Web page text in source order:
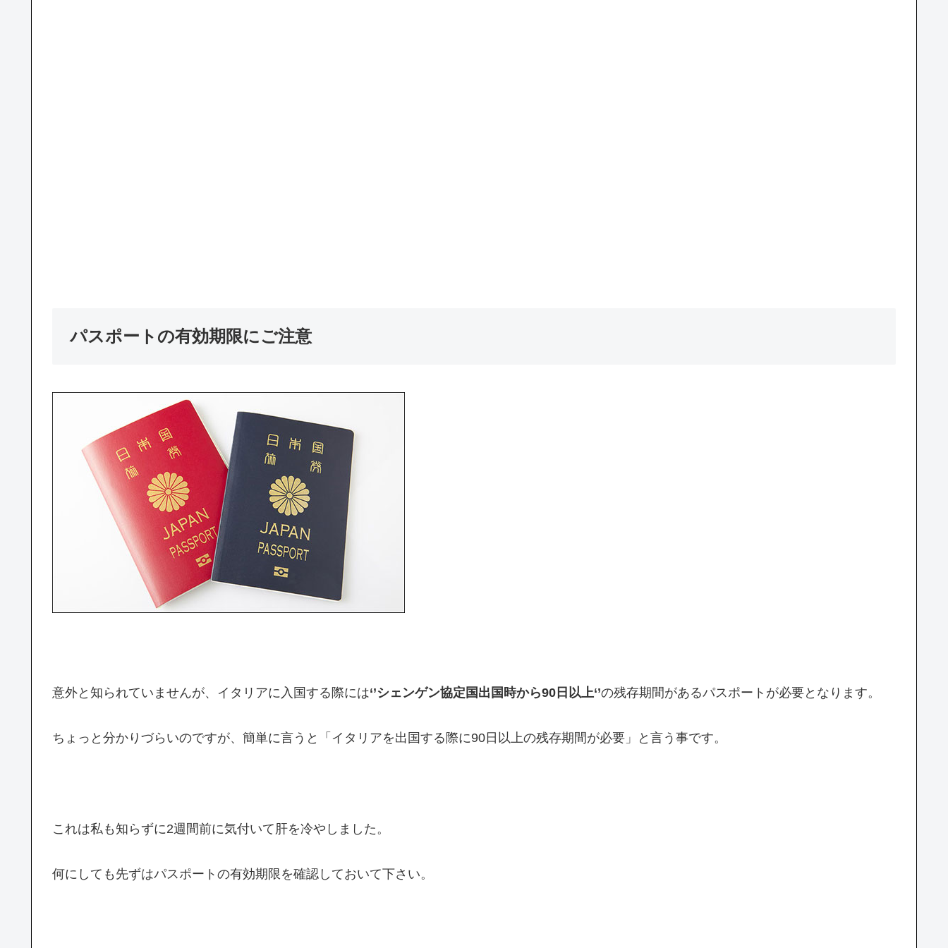
パスポートの有効期限にご注意
意外と知られていませんが、イタリアに入国する際には‘’シェンゲン協定国出国時から90日以上‘’の残存期間があるパスポートが必要となります。
ちょっと分かりづらいのですが、簡単に言うと「イタリアを出国する際に90日以上の残存期間が必要」と言う事です。
これは私も知らずに2週間前に気付いて肝を冷やしました。
何にしても先ずはパスポートの有効期限を確認しておいて下さい。